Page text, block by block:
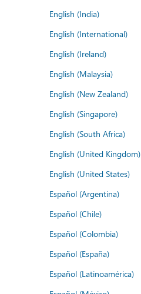
English (India)
English (International)
English (Ireland)
English (Malaysia)
English (New Zealand)
English (Singapore)
English (South Africa)
English (United Kingdom)
English (United States)
Español (Argentina)
Español (Chile)
Español (Colombia)
Español (España)
Español (Latinoamérica)